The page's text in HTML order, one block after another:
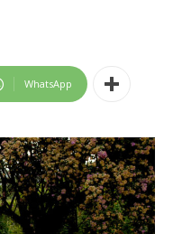
WhatsApp